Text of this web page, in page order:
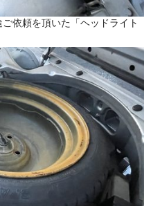
依頼を頂いた「ヘッドライト